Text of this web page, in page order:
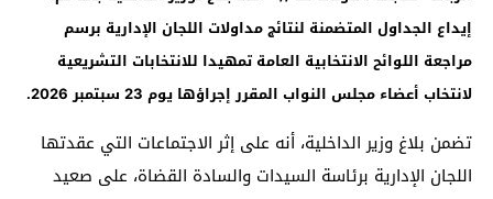
إيداع الجداول المتضمنة لنتائج مداولات اللجان الإدارية برسم
مراجعة اللوائح الانتخابية العامة تمهيدا للانتخابات التشريعية
لانتخاب أعضاء مجلس النواب المقرر إجراؤها يوم 23 سبتمبر 2026
.
تضمن بلاغ وزير الداخلية، أنه على إثر الاجتماعات التي عقدتها
اللجان الإدارية برئاسة السيدات والسادة القضاة، على صعيد